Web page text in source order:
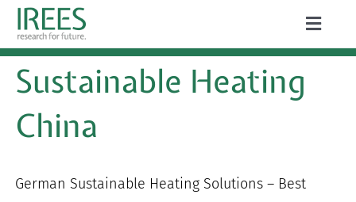
Zum
Inhalt
springen
Toggle
ÜBER UNS
PROJEKTE
Sustainable Heating
China
German Sustainable Heating Solutions – Best